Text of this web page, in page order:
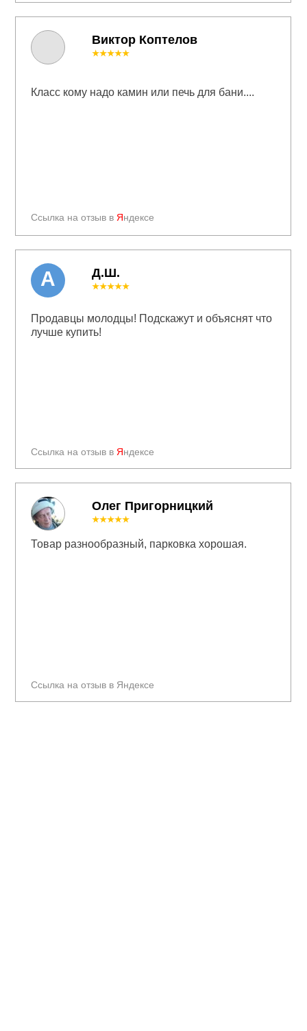
Олег Пригорницкий
Ссылка на отзыв в Яндексе
★★★★★
Класс кому надо камин или печь для бани....
Д.Ш.
Ссылка на отзыв в Яндексе
★★★★★
Продавцы молодцы! Подскажут и объяснят что
лучше купить!
А
Виктор Коптелов
Ссылка на отзыв в Яндексе
★★★★★
Товар разнообразный, парковка хорошая.